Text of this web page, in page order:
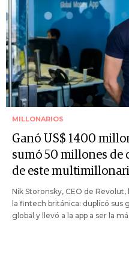
MILLONARIOS
Ganó US$ 1400
sumó 50 millones de
de este
Nik Storonsky, CEO de
la fintech británica: duplicó sus
global y llevó a la app a ser la